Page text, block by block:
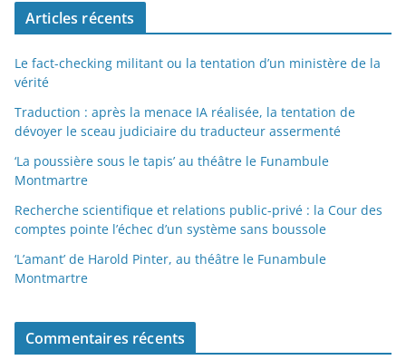
Articles récents
Le fact-checking militant ou la tentation d’un ministère de la
vérité
Traduction : après la menace IA réalisée, la tentation de
dévoyer le sceau judiciaire du traducteur assermenté
‘La poussière sous le tapis’ au théâtre le Funambule
Montmartre
Recherche scientifique et relations public-privé : la Cour des
comptes pointe l’échec d’un système sans boussole
‘L’amant’ de Harold Pinter, au théâtre le Funambule
Montmartre
Commentaires récents